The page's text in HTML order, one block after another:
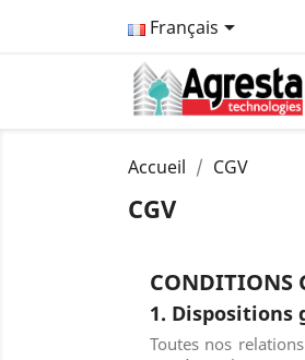
Français
Accueil CGV
CGV
CONDITIONS
1. Dispositions
Toutes nos